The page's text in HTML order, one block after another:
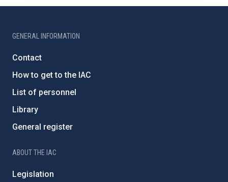
GENERAL INFORMATION
Contact
How to get to the IAC
List of personnel
Library
General register
ABOUT THE IAC
Legislation